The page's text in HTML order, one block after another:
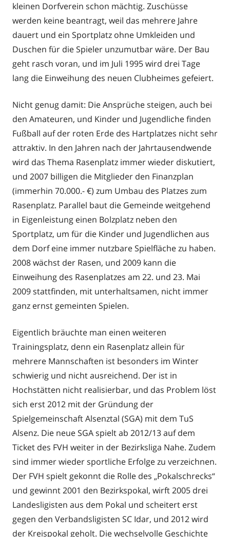
kleinen Dorfverein schon mächtig. Zuschüsse
werden keine beantragt, weil das mehrere Jahre
dauert und ein Sportplatz ohne Umkleiden und
Duschen für die Spieler unzumutbar wäre. Der Bau
geht rasch voran, und im Juli 1995 wird drei Tage
lang die Einweihung des neuen Clubheimes gefeiert.
Nicht genug damit: Die Ansprüche steigen, auch bei
den Amateuren, und Kinder und Jugendliche finden
Fußball auf der roten Erde des Hartplatzes nicht sehr
attraktiv. In den Jahren nach der Jahrtausendwende
wird das Thema Rasenplatz immer wieder diskutiert,
und 2007 billigen die Mitglieder den Finanzplan
(immerhin 70.000.- €) zum Umbau des Platzes zum
Rasenplatz. Parallel baut die Gemeinde weitgehend
in Eigenleistung einen Bolzplatz neben den
Sportplatz, um für die Kinder und Jugendlichen aus
dem Dorf eine immer nutzbare Spielfläche zu haben.
2008 wächst der Rasen, und 2009 kann die
Einweihung des Rasenplatzes am 22. und 23. Mai
2009 stattfinden, mit unterhaltsamen, nicht immer
ganz ernst gemeinten Spielen.
Eigentlich bräuchte man einen weiteren
Trainingsplatz, denn ein Rasenplatz allein für
mehrere Mannschaften ist besonders im Winter
schwierig und nicht ausreichend. Der ist in
Hochstätten nicht realisierbar, und das Problem löst
sich erst 2012 mit der Gründung der
Spielgemeinschaft Alsenztal (SGA) mit dem TuS
Alsenz. Die neue SGA spielt ab 2012/13 auf dem
Ticket des FVH weiter in der Bezirksliga Nahe. Zudem
sind immer wieder sportliche Erfolge zu verzeichnen.
Der FVH spielt gekonnt die Rolle des „Pokalschrecks“
und gewinnt 2001 den Bezirkspokal, wirft 2005 drei
Landesligisten aus dem Pokal und scheitert erst
gegen den Verbandsligisten SC Idar, und 2012 wird
der Kreispokal geholt. Die wechselvolle Geschichte